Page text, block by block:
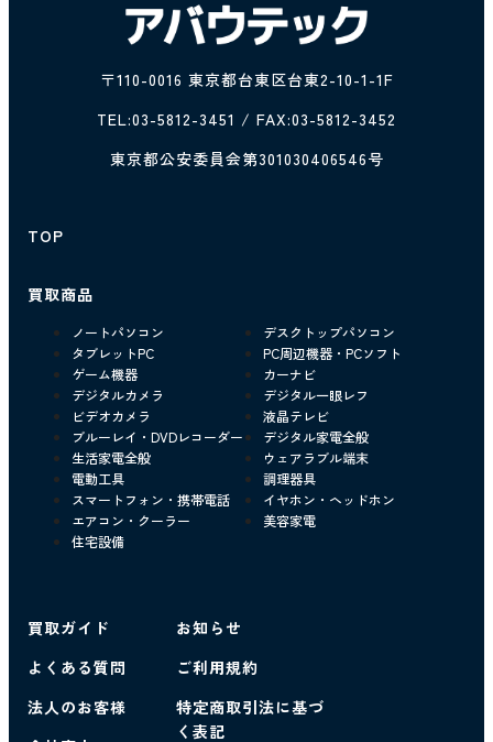
〒110-0016 東京都台東区台東2-10-1-1F
TEL:03-5812-3451 / FAX:03-5812-3452
東京都公安委員会第301030406546号
TOP
買取商品
ノートパソコン
デスクトップパソコン
タブレットPC
PC周辺機器・PCソフト
ゲーム機器
カーナビ
デジタルカメラ
デジタル一眼レフ
ビデオカメラ
液晶テレビ
ブルーレイ・DVDレコーダー
デジタル家電全般
生活家電全般
ウェアラブル端末
電動工具
調理器具
スマートフォン・携帯電話
イヤホン・ヘッドホン
エアコン・クーラー
美容家電
住宅設備
買取ガイド
よくある質問
法人のお客様
お知らせ
ご利用規約
特定商取引法に基づ
く表記